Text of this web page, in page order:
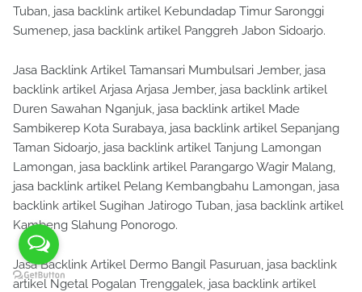
Tuban, jasa backlink artikel Kebundadap Timur Saronggi
Sumenep, jasa backlink artikel Panggreh Jabon Sidoarjo.
Jasa Backlink Artikel Tamansari Mumbulsari Jember, jasa
backlink artikel Arjasa Arjasa Jember, jasa backlink artikel
Duren Sawahan Nganjuk, jasa backlink artikel Made
Sambikerep Kota Surabaya, jasa backlink artikel Sepanjang
Taman Sidoarjo, jasa backlink artikel Tanjung Lamongan
Lamongan, jasa backlink artikel Parangargo Wagir Malang,
jasa backlink artikel Pelang Kembangbahu Lamongan, jasa
backlink artikel Sugihan Jatirogo Tuban, jasa backlink artikel
Kambeng Slahung Ponorogo.
Jasa Backlink Artikel Dermo Bangil Pasuruan, jasa backlink
artikel Ngetal Pogalan Trenggalek, jasa backlink artikel